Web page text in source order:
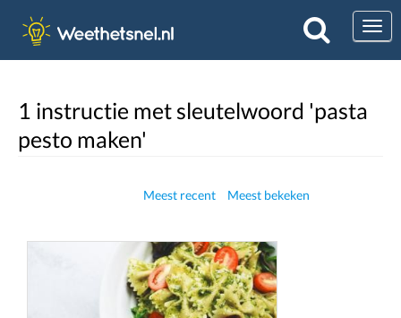
1 instructie met sleutelwoord 'pasta
pesto maken'
Meest recent Meest bekeken